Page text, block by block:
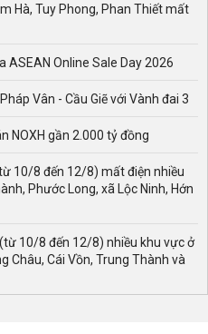
Hà, Tuy Phong, Phan Thiết mất
Online Sale Day 2026
Vân - Cầu Giẽ với Vành đai 3
NOXH gần 2.000 tỷ đồng
10/8 đến 12/8) mất điện nhiều
Phước Long, xã Lộc Ninh, Hớn
10/8 đến 12/8) nhiều khu vực ở
Châu, Cái Vồn, Trung Thành và